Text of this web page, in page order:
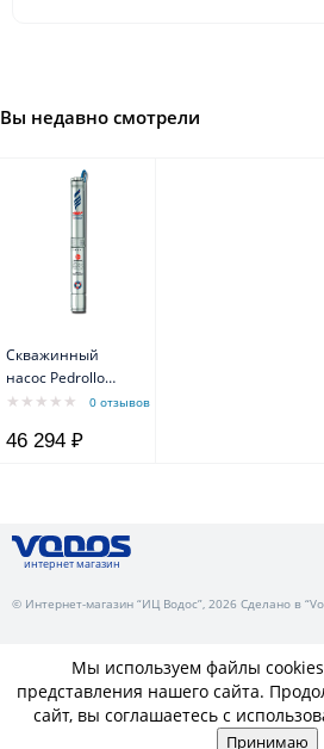
Вы недавно смотрели
Скважинный
насос Pedrollo
4SRm 2/6 F-PD с
двигателем 4PD
0 отзывов
46 294 ₽
интернет магазин
© Интернет-магазин “ИЦ Водос”, 2026 Сделано в
Мы используем файлы
представления нашего сайта.
сайт, вы соглашаетесь с
Принимаю